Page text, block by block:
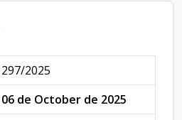
297/2025
06 de October de 2025